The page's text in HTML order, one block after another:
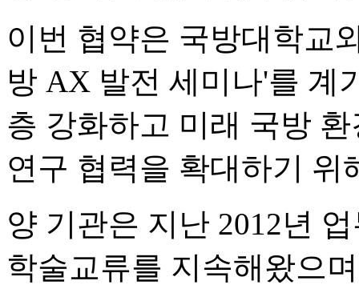
이번 협약은 국방대학교
방 AX 발전 세미나'를 계
층 강화하고 미래 국방
연구 협력을 확대하기 위
양 기관은 지난 2012년
학술교류를 지속해왔으